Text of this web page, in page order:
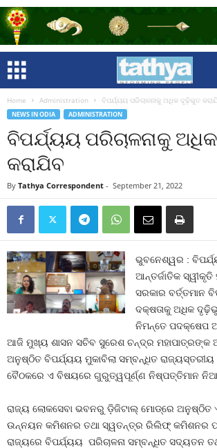
Home Administration ବିପର୍ଯ୍ୟୟ ପରିଚାଳନାକୁ ଅଧିକ ଦୃଢ଼ିଭୁତ
NEWS IN ODIA ADMINISTRATION
ବିପର୍ଯ୍ୟୟ ପରିଚାଳନାକୁ
କରାଯିବ
By Tathya Correspondent - September 21, 2022
ଭୁବନେଶ୍ୱର :
ଆନ୍ତର୍ଜାତିକ ସ୍ୱୀକୃତି
ସରକାର ବର୍ତ୍ତମାନ
ଦକ୍ଷତାକୁ ଅଧିକ
ନିମନ୍ତେ ପଦକ୍ଷେପ
ଆଜି ମୁଖ୍ୟ ଶାସନ ସଚିବ ସୁରେଶ ଚନ୍ଦ୍ର ମହାପାତ୍ରଙ୍କ
ଅନୁଷ୍ଠିତ ବିପର୍ଯ୍ୟୟ ମୁକାବିଲା ସମ୍ବନ୍ଧିତ ରାଜ୍ୟସ୍ତରୀୟ
ବୈଠକରେ ଏ ବିଷୟରେ ଗୁରୁତ୍ୱପୂର୍ଣ୍ଣ ନିଷ୍ପତ୍ତିମାନ
ରାଜ୍ୟ ଲୋକସେବା ଭବନରୁ ଡ଼ିଜିଟାଲ୍ ମୋଡ୍ରେ ଅନୁଷ୍ଠିତ
ଉନ୍ନୟନ କମିଶନର ତଥା ସ୍ୱତନ୍ତ୍ର ରିଲିଫ୍ କମିଶନର
ରାଜ୍ୟରେ ବିପର୍ଯ୍ୟୟ ପରିଚାଳନା ସମ୍ବନ୍ଧିତ ସଦ୍ୟତନ